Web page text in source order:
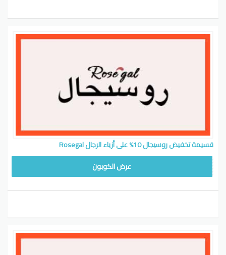
قسيمة تخفيض روسيجال 10% على أزياء الرجال Rosegal
عرض الكوبون